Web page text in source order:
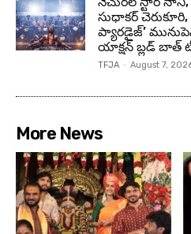
సుధాకర్
ప్యారడైజ్’
యాక్షన్ బ్లడ్ బాత్
TFJA - August 7,
More News